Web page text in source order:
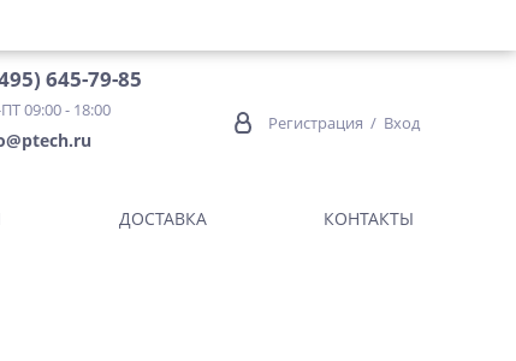
645-79-85
09:00 - 18:00
Регистрация / Вход
ДОСТАВКА КОНТАКТЫ